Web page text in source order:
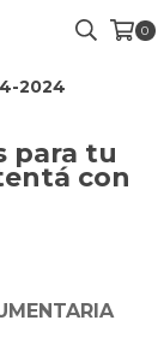
0
2024
para tu
con